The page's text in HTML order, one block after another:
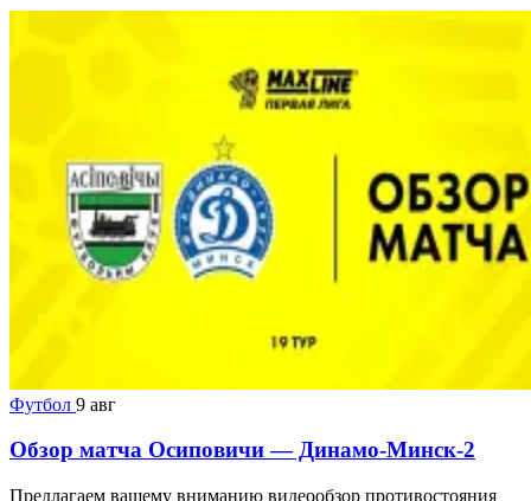
Футбол 9 авг
Обзор матча Осиповичи — Динамо-Минск-2
Предлагаем вашему вниманию видеообзор противостояния